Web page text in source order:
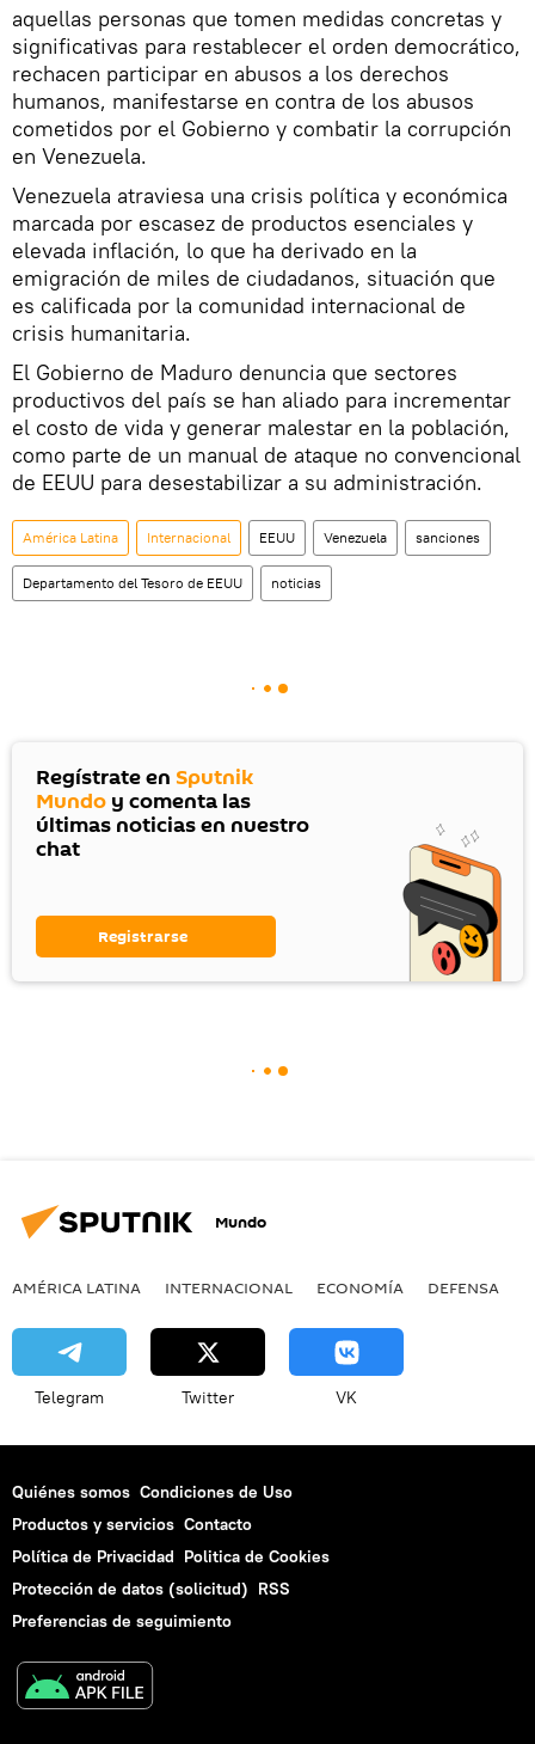
aquellas personas que tomen medidas concretas y
significativas para restablecer el orden democrático,
rechacen participar en abusos a los derechos
humanos, manifestarse en contra de los abusos
cometidos por el Gobierno y combatir la corrupción
en Venezuela.
Venezuela atraviesa una crisis política y económica
marcada por escasez de productos esenciales y
elevada inflación, lo que ha derivado en la
emigración de miles de ciudadanos, situación que
es calificada por la comunidad internacional de
crisis humanitaria.
El Gobierno de Maduro denuncia que sectores
productivos del país se han aliado para incrementar
el costo de vida y generar malestar en la población,
como parte de un manual de ataque no convencional
de EEUU para desestabilizar a su administración.
América Latina Internacional EEUU Venezuela sanciones
Departamento del Tesoro de EEUU noticias
Regístrate en Sputnik
Mundo y comenta las
últimas noticias en nuestro
chat
Registrarse
Mundo
AMÉRICA LATINA INTERNACIONAL ECONOMÍA DEFENSA
Telegram Twitter VK
Quiénes somos Condiciones de Uso
Productos y servicios Contacto
Política de Privacidad Politica de Cookies
Protección de datos (solicitud) RSS
Preferencias de seguimiento